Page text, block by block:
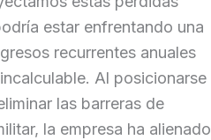
estar enfrentando una
recurrentes anuales
Al posicionarse
las barreras de
la empresa ha alienado